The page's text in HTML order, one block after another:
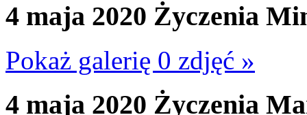
4 maja 2020 Życzenia
Pokaż galerię 0 zdjęć »
4 maja 2020 Życzenia